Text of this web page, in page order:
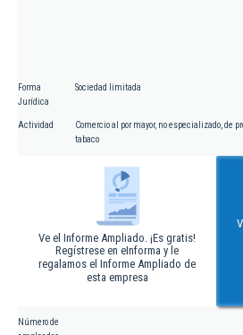
Forma
Jurídica
Sociedad limitada
Actividad
Comercio al por mayor, no especializado, de
tabaco
Ve el Informe Ampliado. ¡Es gratis!
Regístrese en eInforma y le
regalamos el Informe Ampliado de
esta empresa
Número de